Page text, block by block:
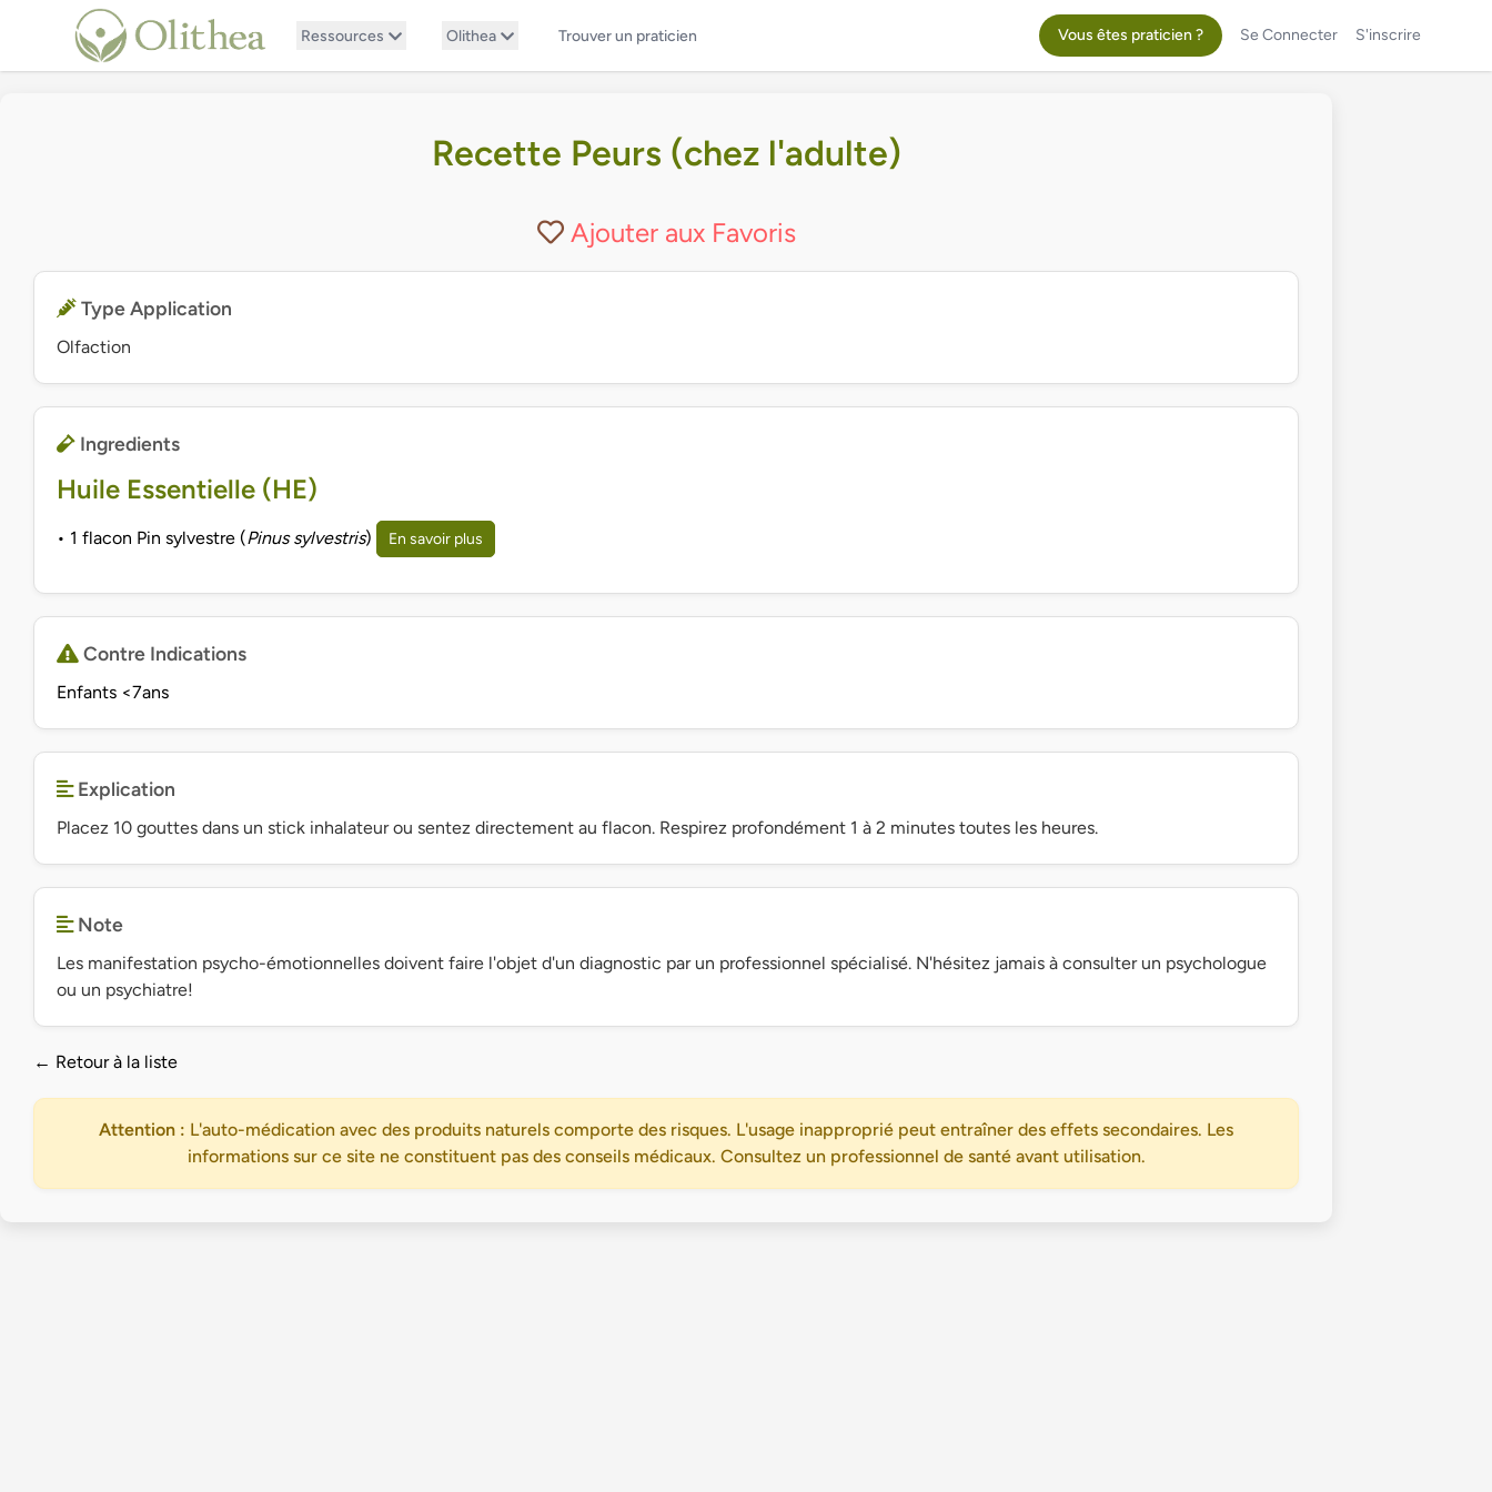
Ressources Olithea Trouver un praticien Vous êtes praticien ? Se Connecter S'inscrire
Recette Peurs (chez l'adulte)
Ajouter aux Favoris
Type Application
Olfaction
Ingredients
Huile Essentielle (HE)
• 1 flacon Pin sylvestre (Pinus sylvestris) En savoir plus
Contre Indications
Enfants <7ans
Explication
Placez 10 gouttes dans un stick inhalateur ou sentez directement au flacon. Respirez profondément 1 à 2 minutes toutes les heures.
Note
Les manifestation psycho-émotionnelles doivent faire l'objet d'un diagnostic par un professionnel spécialisé. N'hésitez jamais à consulter un psychologue
ou un psychiatre!
← Retour à la liste
Attention : L'auto-médication avec des produits naturels comporte des risques. L'usage inapproprié peut entraîner des effets secondaires. Les
informations sur ce site ne constituent pas des conseils médicaux. Consultez un professionnel de santé avant utilisation.